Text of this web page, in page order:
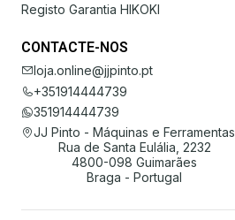
Registo Garantia HIKOKI
CONTACTE-NOS
loja.online@jjpinto.pt
+351914444739
351914444739
JJ Pinto - Máquinas e Ferramentas
Rua de Santa Eulália, 2232
4800-098 Guimarães
Braga - Portugal